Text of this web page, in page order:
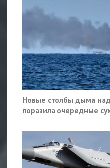
Новые столбы дыма
поразила очередные